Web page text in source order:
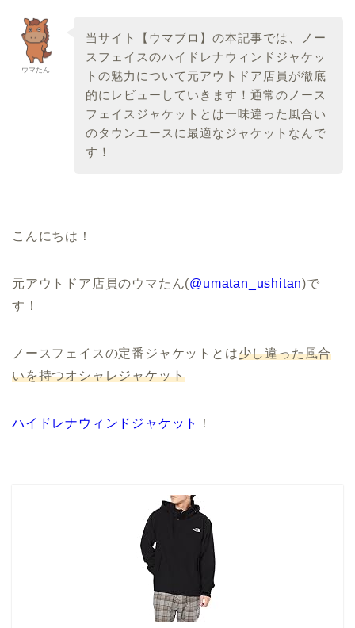
ウマたん
当サイト【ウマブロ】の本記事では、ノー
スフェイスのハイドレナウィンドジャケッ
トの魅力について元アウトドア店員が徹底
的にレビューしていきます！通常のノース
フェイスジャケットとは一味違った風合い
のタウンユースに最適なジャケットなんで
す！
こんにちは！
元アウトドア店員のウマたん(@umatan_ushitan)で
す！
ノースフェイスの定番ジャケットとは少し違った風合
いを持つオシャレジャケット
ハイドレナウィンドジャケット ！